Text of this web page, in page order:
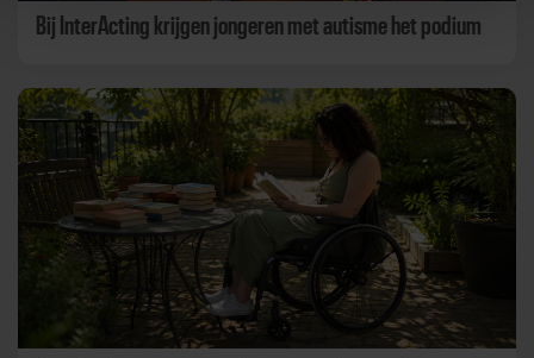
Bij InterActing krijgen jongeren met autisme het podium